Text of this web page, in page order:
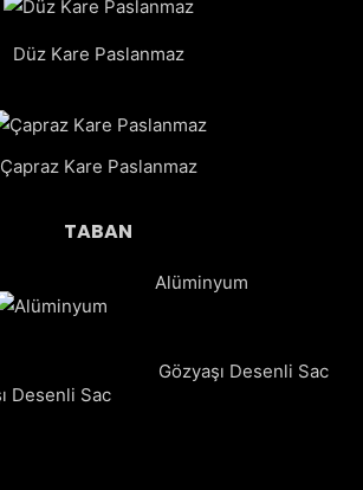
Düz Kare Paslanmaz
Çapraz Kare Paslanmaz
TABAN
Alüminyum
Gözyaşı Desenli Sac